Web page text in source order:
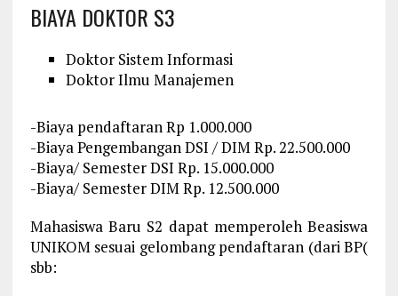
BIAYA DOKTOR S3
Doktor Sistem Informasi
Doktor Ilmu Manajemen
-Biaya pendaftaran Rp 1.000.000
-Biaya Pengembangan DSI / DIM Rp. 22.500.000
-Biaya/ Semester DSI Rp. 15.000.000
-Biaya/ Semester DIM Rp. 12.500.000
Mahasiswa Baru S2 dapat memperoleh Beasiswa
UNIKOM sesuai gelombang pendaftaran (dari BP(
sbb: